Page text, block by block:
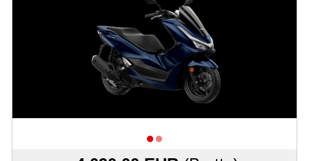
Karriere bei Motobike.de
Probefahrt vereinbaren
Inhaltsverzeichnis